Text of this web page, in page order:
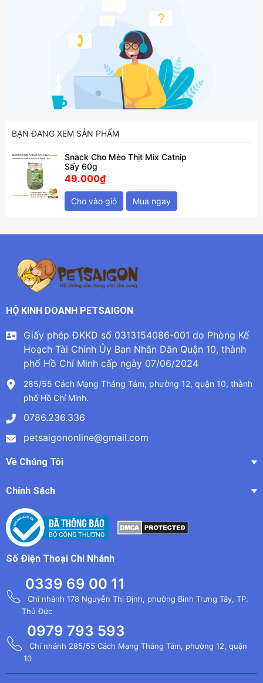
BẠN ĐANG XEM SẢN PHẨM
Snack Cho Mèo Thịt Mix Catnip
Sấy 60g
49.000₫
Cho vào giỏ Mua ngay
HỘ KINH DOANH PETSAIGON
Giấy phép ĐKKD số 0313154086-001 do Phòng Kế
Hoạch Tài Chính Ủy Ban Nhân Dân Quận 10, thành
phố Hồ Chí Minh cấp ngày 07/06/2024
285/55 Cách Mạng Tháng Tám, phường 12, quận 10, thành
phố Hồ Chí Minh.
0786.236.336
petsaigononline@gmail.com
Về Chúng Tôi
Chính Sách
Số Điện Thoại Chi Nhánh
0339 69 00 11
Chi nhánh 178 Nguyễn Thị Định, phường Bình Trưng Tây, TP.
Thủ Đức
0979 793 593
Chi nhánh 285/55 Cách Mạng Tháng Tám, phường 12, quận
10